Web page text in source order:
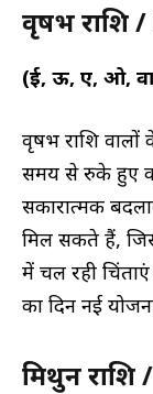
वृषभ राशि
(ई, ऊ, ए, ओ,
वृषभ राशि
समय से रुके हुए
सकारात्मक
मिल सकते हैं,
में चल रही
का दिन नई
मिथुन